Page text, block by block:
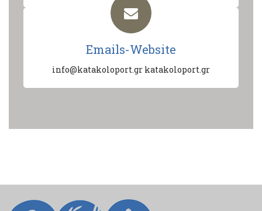
Emails-Website
info@katakoloport.gr katakoloport.gr